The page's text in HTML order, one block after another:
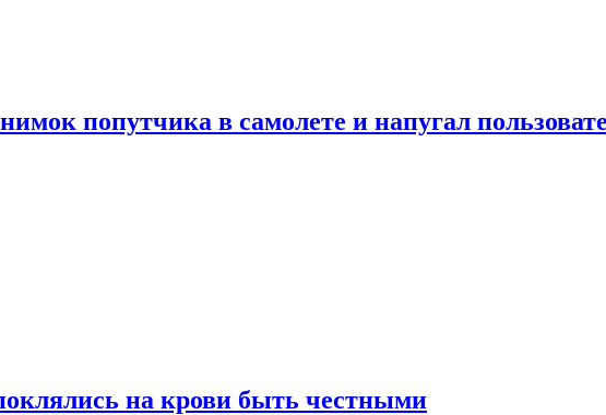
попутчика в самолете и напугал
на крови быть честными